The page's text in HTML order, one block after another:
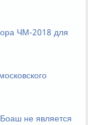
ЧМ-2018 для
не является